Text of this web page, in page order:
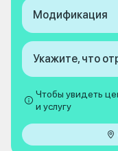
Модификация
Укажите, что
Чтобы увидеть
и услугу